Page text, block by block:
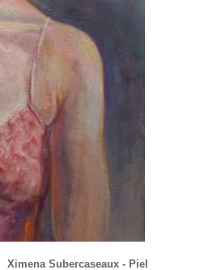
Ximena Subercaseaux - Piel